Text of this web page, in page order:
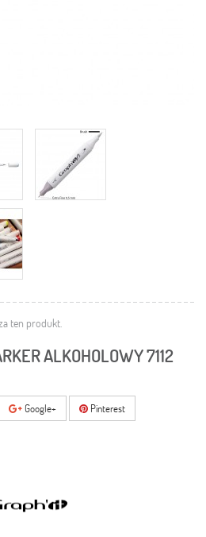
ten produkt.
ALKOHOLOWY 7112
Google+ Pinterest